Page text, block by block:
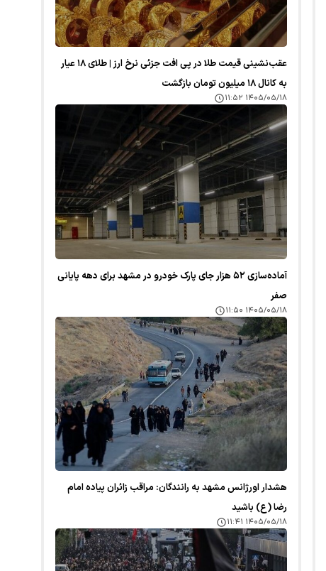
عقب‌نشینی قیمت طلا در پی افت جزئی نرخ ارز | طلای ۱۸ عیار
به کانال ۱۸ میلیون تومان بازگشت
۱۴۰۵/۰۵/۱۸ ۱۱:۵۲
آماده‌سازی ۵۲ هزار جای پارک خودرو در مشهد برای دهه پایانی
صفر
۱۴۰۵/۰۵/۱۸ ۱۱:۵۰
هشدار اورژانس مشهد به رانندگان: مراقب زائران پیاده امام
رضا (ع) باشید
۱۴۰۵/۰۵/۱۸ ۱۱:۴۱